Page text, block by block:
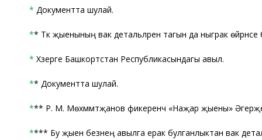
* Документта шулай.
** Тәкә җыенының вак детальләрен тагын да ныграк өйрәнәсе
* Хәзерге Башкортстан Республикасындагы авыл.
** Документта шулай.
*** Р. М. Мөхәммәтҗанов фикеренчә «Наҗар җыены»
**** Бу җыен безнең авылга ерак булганлыктан вак